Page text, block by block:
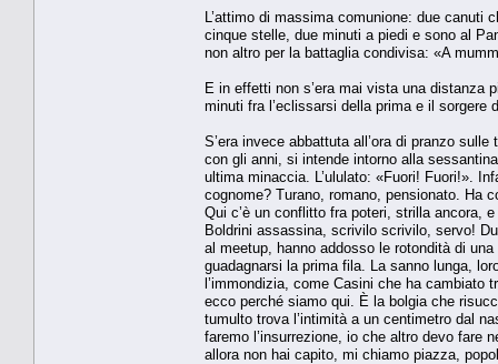
L’attimo di massima comunione: due canuti
cinque stelle, due minuti a piedi e sono al
non altro per la battaglia condivisa: «A
E in effetti non s’era mai vista una distanza
minuti fra l’eclissarsi della prima e il sorgere
S’era invece abbattuta all’ora di pranzo
con gli anni, si intende intorno alla
ultima minaccia. L’ululato: «Fuori! Fuori!».
cognome? Turano, romano, pensionato. Ha
Qui c’è un conflitto fra poteri, strilla ancora,
Boldrini assassina, scrivilo scrivilo, servo!
al meetup, hanno addosso le rotondità di
guadagnarsi la prima fila. La sanno lunga,
l’immondizia, come Casini che ha cambiato
ecco perché siamo qui. È la bolgia che
tumulto trova l’intimità a un centimetro dal
faremo l’insurrezione, io che altro devo fare
allora non hai capito, mi chiamo piazza,